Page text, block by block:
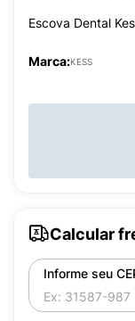
Escova Dental
Marca:KESS
Calcular
Informe seu